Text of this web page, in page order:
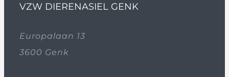
VZW DIERENASIEL GENK
Europalaan 13
3600 Genk